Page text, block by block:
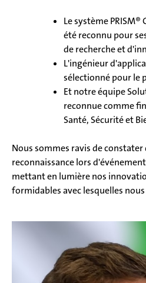
Le système PRISM®
été reconnu pour
de recherche et
L'ingénieur
sélectionné pour le
Et notre équipe
reconnue comme
Santé, Sécurité et
Nous sommes ravis de
reconnaissance lors
mettant en lumière nos
formidables avec lesquelles